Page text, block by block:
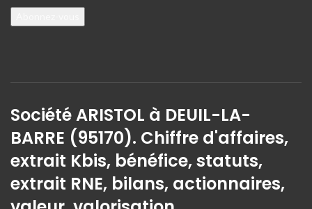
Société ARISTOL à DEUIL-LA-
BARRE (95170). Chiffre d'affaires,
extrait Kbis, bénéfice, statuts,
extrait RNE, bilans, actionnaires,